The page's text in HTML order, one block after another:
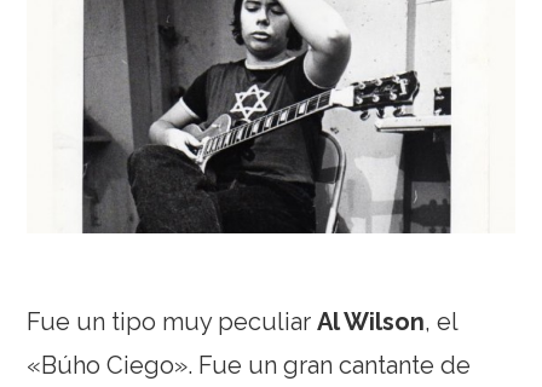
Fue un tipo muy peculiarAl Wilson, el
«Búho Ciego». Fue un gran cantante de